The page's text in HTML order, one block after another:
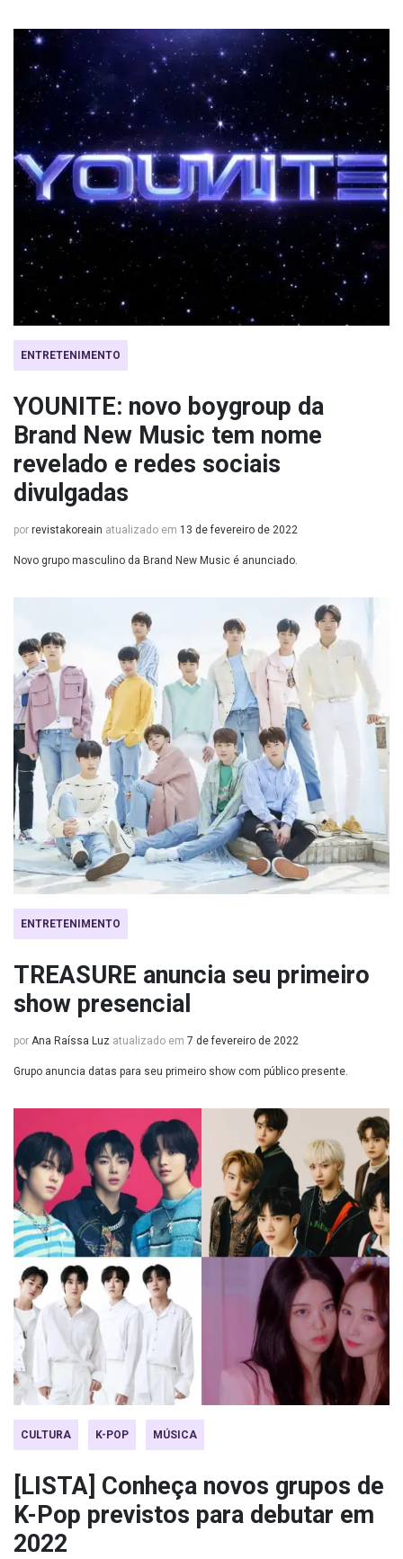
ENTRETENIMENTO
YOUNITE: novo boygroup da
Brand New Music tem nome
revelado e redes sociais
divulgadas
por revistakoreain atualizado em 13 de fevereiro de 2022
Novo grupo masculino da Brand New Music é anunciado.
ENTRETENIMENTO
TREASURE anuncia seu primeiro
show presencial
por Ana Raíssa Luz atualizado em 7 de fevereiro de 2022
Grupo anuncia datas para seu primeiro show com público presente.
CULTURA K-POP MÚSICA
[LISTA] Conheça novos grupos de
K-Pop previstos para debutar em
2022